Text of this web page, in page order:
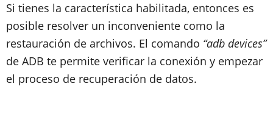
Si tienes la característica habilitada, entonces es
posible resolver un inconveniente como la
restauración de archivos. El comando “adb devices”
de ADB te permite verificar la conexión y empezar
el proceso de recuperación de datos.